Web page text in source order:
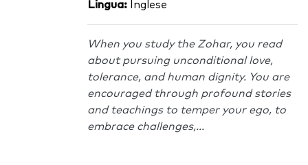
Lingua: Inglese
When you study the Zohar, you read
about pursuing unconditional love,
tolerance, and human dignity. You are
encouraged through profound stories
and teachings to temper your ego, to
embrace challenges,...